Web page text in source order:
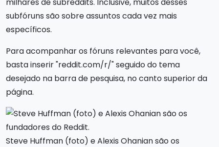
subfóruns são sobre assuntos cada vez mais
específicos.
Para acompanhar os fóruns relevantes para você,
basta inserir "reddit.com/r/" seguido do tema
desejado na barra de pesquisa, no canto superior da
página.
Steve Huffman (foto) e Alexis Ohanian são os